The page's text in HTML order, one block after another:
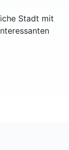
Stadt mit